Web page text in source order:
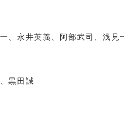
、永井英義、阿部武司、浅見
黒田誠